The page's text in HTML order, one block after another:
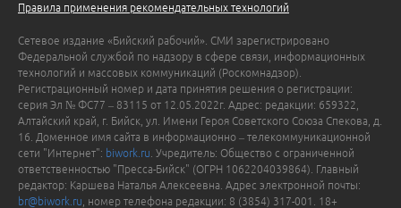
Правила применения рекомендательных технологий
Сетевое издание «Бийский рабочий». СМИ зарегистрировано
Федеральной службой по надзору в сфере связи, информационных
технологий и массовых коммуникаций (Роскомнадзор).
Регистрационный номер и дата принятия решения о регистрации:
серия Эл № ФС77 – 83115 от 12.05.2022г. Адрес: редакции: 659322,
Алтайский край, г. Бийск, ул. Имени Героя Советского Союза Спекова, д.
16. Доменное имя сайта в информационно – телекоммуникационной
сети "Интернет": biwork.ru . Учредитель: Общество с ограниченной
ответственностью "Пресса-Бийск" (ОГРН 1062204039864). Главный
редактор: Каршева Наталья Алексеевна. Адрес электронной почты:
br@biwork.ru , номер телефона редакции: 8 (3854) 317-001. 18+